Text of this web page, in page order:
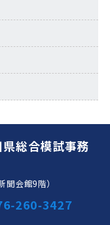
総合模試事務
会館9階）
260-3427